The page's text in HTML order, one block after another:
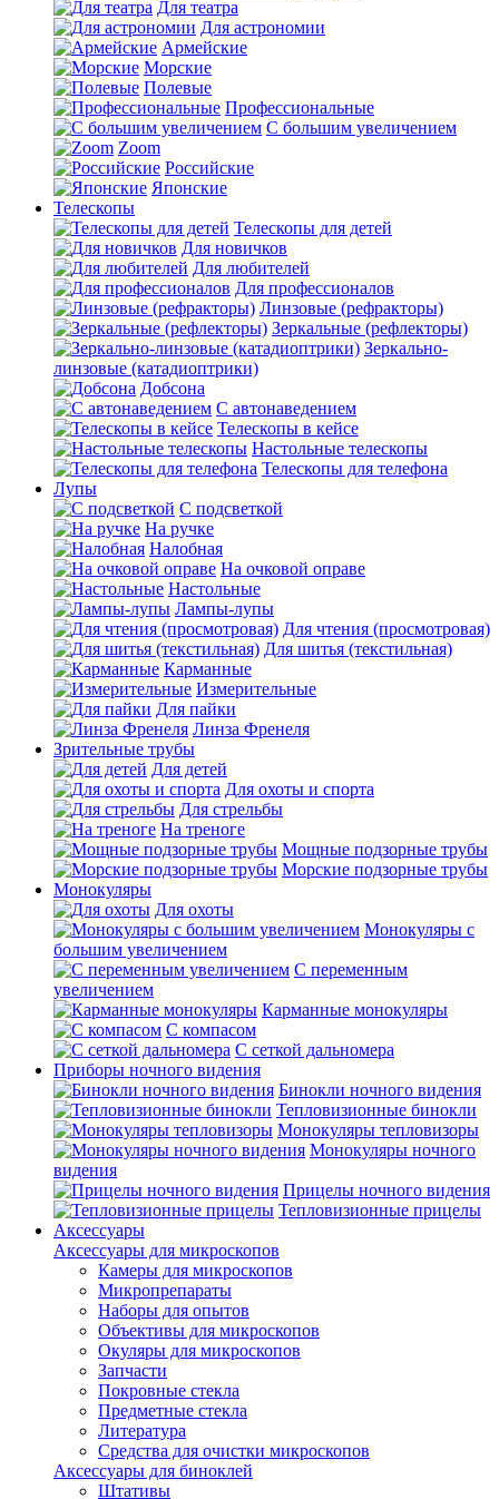
Для театра
Для астрономии
Армейские
Морские
Полевые
Профессиональные
С большим увеличением
Zoom
Российские
Японские
Телескопы
Телескопы для детей
Для новичков
Для любителей
Для профессионалов
Линзовые (рефракторы)
Зеркальные (рефлекторы)
Зеркально-
линзовые (катадиоптрики)
Добсона
С автонаведением
Телескопы в кейсе
Настольные телескопы
Телескопы для телефона
Лупы
С подсветкой
На ручке
Налобная
На очковой оправе
Настольные
Лампы-лупы
Для чтения (просмотровая)
Для шитья (текстильная)
Карманные
Измерительные
Для пайки
Линза Френеля
Зрительные трубы
Для детей
Для охоты и спорта
Для стрельбы
На треноге
Мощные подзорные трубы
Морские подзорные трубы
Монокуляры
Для охоты
Монокуляры с
большим увеличением
С переменным
увеличением
Карманные монокуляры
С компасом
С сеткой дальномера
Приборы ночного видения
Бинокли ночного видения
Тепловизионные бинокли
Монокуляры тепловизоры
Монокуляры ночного
видения
Прицелы ночного видения
Тепловизионные прицелы
Аксессуары
Аксессуары для микроскопов
Камеры для микроскопов
Микропрепараты
Наборы для опытов
Объективы для микроскопов
Окуляры для микроскопов
Запчасти
Покровные стекла
Предметные стекла
Литература
Средства для очистки микроскопов
Аксессуары для биноклей
Штативы